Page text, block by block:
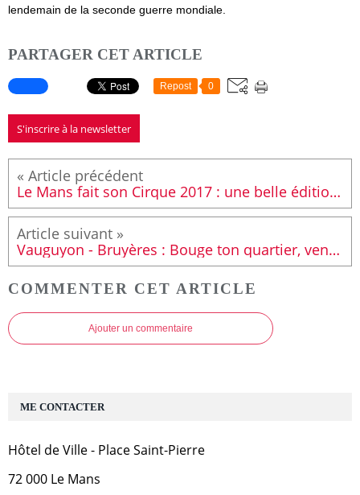
lendemain de la seconde guerre mondiale.
PARTAGER CET ARTICLE
Repost 0
S'inscrire à la newsletter
Le Mans fait son Cirque 2017 : une belle édition sous les chapiteaux
Vauguyon - Bruyères : Bouge ton quartier, vendredi 7 juillet.
COMMENTER CET ARTICLE
Ajouter un commentaire
ME CONTACTER
Hôtel de Ville - Place Saint-Pierre
72 000 Le Mans